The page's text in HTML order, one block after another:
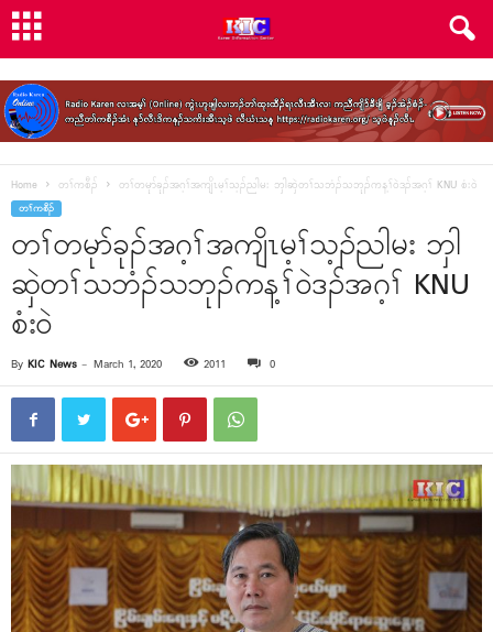
Home တၢ်ကစီၣ် တၢ်တမုာ်ခုၣ်အဂ့ၢ်အကျိၤမ့ၢ်သ့ၣ်ညါမး ဘှါဆှဲတၢ်သဘံၣ်သဘုၣ်ကန့ၢ်၀ဲဒၣ်အဂ့ၢ် KNU စံး၀ဲ
တၢ်ကစီၣ်
တၢ်တမုာ်ခုၣ်အဂ့ၢ်အကျိၤမ့ၢ်သ့ၣ်ညါမး ဘှါ
ဆှဲတၢ်သဘံၣ်သဘုၣ်ကန့ၢ်၀ဲဒၣ်အဂ့ၢ် KNU
စံး၀ဲ
By KIC News - March 1, 2020 2011 0